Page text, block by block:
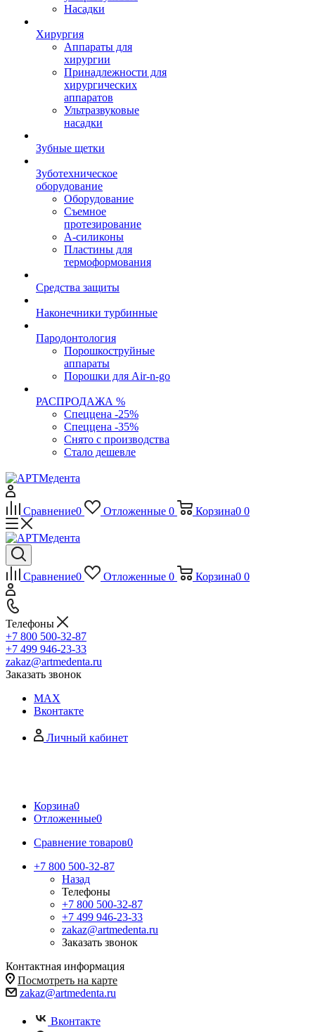
Насадки
Хирургия
Аппараты для
хирургии
Принадлежности для
хирургических
аппаратов
Ультразвуковые
насадки
Зубные щетки
Зуботехническое
оборудование
Оборудование
Съемное
протезирование
А-силиконы
Пластины для
термоформования
Средства защиты
Наконечники турбинные
Пародонтология
Порошкоструйные
аппараты
Порошки для Air-n-go
РАСПРОДАЖА %
Спеццена -25%
Спеццена -35%
Снято с производства
Стало дешевле
Сравнение0 Отложенные 0 Корзина0 0
Сравнение0 Отложенные 0 Корзина0 0
Телефоны
+7 800 500-32-87
+7 499 946-23-33
zakaz@artmedenta.ru
Заказать звонок
MAX
Вконтакте
Личный кабинет
Корзина0
Отложенные0
Сравнение товаров0
+7 800 500-32-87
Назад
Телефоны
+7 800 500-32-87
+7 499 946-23-33
zakaz@artmedenta.ru
Заказать звонок
Контактная информация
Посмотреть на карте
zakaz@artmedenta.ru
Вконтакте